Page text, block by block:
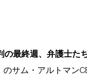
の最終週、弁護士た
のサム・アルトマン